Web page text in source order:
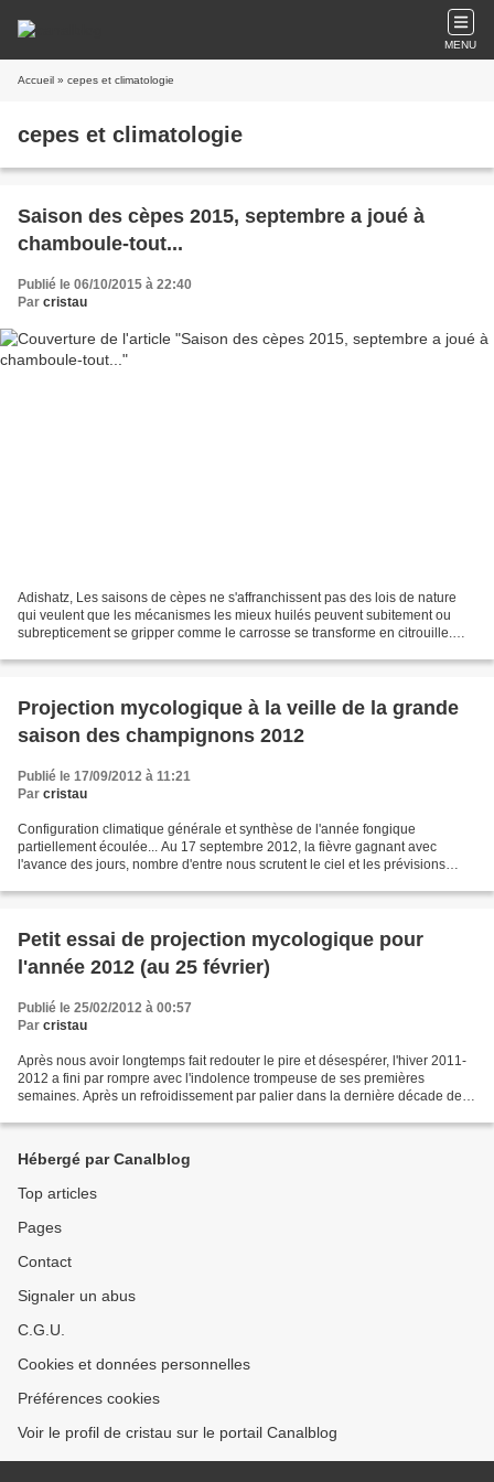
MENU
Accueil » cepes et climatologie
cepes et climatologie
Saison des cèpes 2015, septembre a joué à
chamboule-tout...
Publié le 06/10/2015 à 22:40
Par cristau
Adishatz, Les saisons de cèpes ne s'affranchissent pas des lois de nature
qui veulent que les mécanismes les mieux huilés peuvent subitement ou
subrepticement se gripper comme le carrosse se transforme en citrouille.
Projection mycologique à la veille de la grande
saison des champignons 2012
Publié le 17/09/2012 à 11:21
Par cristau
Configuration climatique générale et synthèse de l'année fongique
partiellement écoulée... Au 17 septembre 2012, la fièvre gagnant avec
l'avance des jours, nombre d'entre nous scrutent le ciel et les prévisions
Petit essai de projection mycologique pour
l'année 2012 (au 25 février)
Publié le 25/02/2012 à 00:57
Par cristau
Après nous avoir longtemps fait redouter le pire et désespérer, l'hiver 2011-
2012 a fini par rompre avec l'indolence trompeuse de ses premières
semaines. Après un refroidissement par palier dans la dernière décade de
Hébergé par Canalblog
Top articles
Pages
Contact
Signaler un abus
C.G.U.
Cookies et données personnelles
Préférences cookies
Voir le profil de cristau sur le portail Canalblog